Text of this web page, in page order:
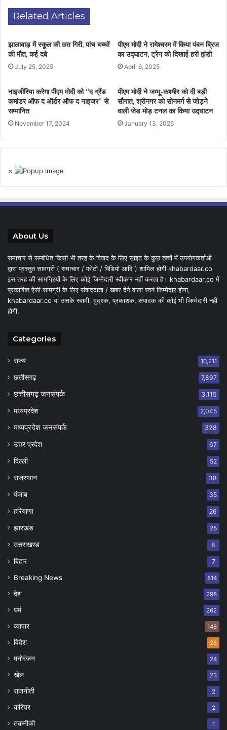
Related Articles
झालावाड़ में स्कूल की छत गिरी, पांच बच्चों
की मौत, कई दबे
July 25, 2025
पीएम मोदी ने रामेश्वरम में किया पंबन ब्रिज
का उद्घाटन, ट्रेन को दिखाई हरी झंडी
April 6, 2025
नाइजीरिया करेगा पीएम मोदी को “द ग्रैंड
कमांडर ऑफ द ऑर्डर ऑफ द नाइजर” से
सम्मानित
November 17, 2024
पीएम मोदी ने जम्मू-कश्मीर को दी बड़ी
सौगात, श्रीनगर को सोनमर्ग से जोड़ने
वाली जेड मोड़ टनल का किया उद्घाटन
January 13, 2025
×
About Us
समाचार से सम्बंधित किसी भी तरह के विवाद के लिए साइट के कुछ तत्वों में उपयोगकर्ताओं
द्वारा प्रस्तुत सामग्री ( समाचार / फोटो / विडियो आदि ) शामिल होगी khabardaar.co
इस तरह की सामग्रियों के लिए कोई जिम्मेदारी स्वीकार नहीं करता है। khabardaar.co में
प्रकाशित ऐसी सामग्री के लिए संवाददाता / खबर देने वाला स्वयं जिम्मेदार होगा,
khabardaar.co या उसके स्वामी, मुद्रक, प्रकाशक, संपादक की कोई भी जिम्मेदारी नहीं
होगी.
Categories
राज्य 10,211
छत्तीसगढ़ 7,897
छत्तीसगढ़ जनसंपर्क 3,115
मध्यप्रदेश 2,045
मध्यप्रदेश जनसंपर्क 328
उत्तर प्रदेश 67
दिल्ली 52
राजस्थान 38
पंजाब 35
हरियाणा 26
झारखंड 25
उत्तराखण्ड 8
बिहार 7
Breaking News 814
देश 298
धर्म 262
व्यापार 148
विदेश 28
मनोरंजन 24
खेल 23
राजनीती 2
करियर 2
तकनीकी 1